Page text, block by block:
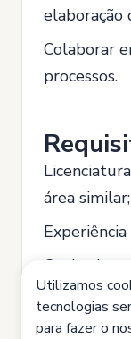
elaboração
Colaborar
processos.
área similar;
e
Domínio de
Utilizamos
tecnologias
para fazer o